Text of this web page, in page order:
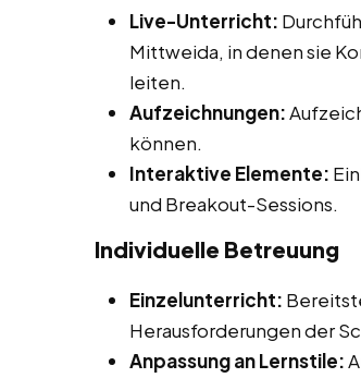
Live-Unterricht:
Mittweida, in denen sie
leiten.
Aufzeichnungen:
können.
Interaktive Elemente:
und Breakout-Sessions.
Individuelle Betreuung
Einzelunterricht:
Herausforderungen der
Anpassung an Lernstile: